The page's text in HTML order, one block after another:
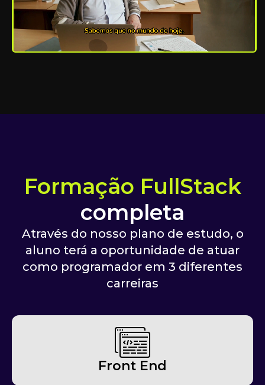
Formação FullStack
completa
Através do nosso plano de estudo, o
aluno terá a oportunidade de atuar
como programador em 3 diferentes
carreiras
Front End